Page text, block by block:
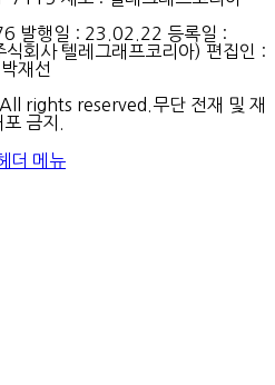
발행일 : 23.02.22 등록일 :
식회사텔레그래프코리아) 편집인 :
박재선
rights reserved.무단 전재 및 재
포 금지.